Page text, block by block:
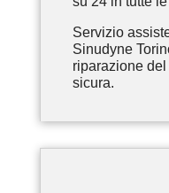
Servizio
Sinudyne
riparazione
sicura.